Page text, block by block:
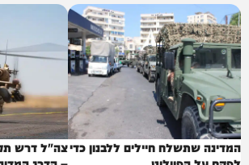
המדינה שתשלח חיילים ללבנון כדיצה"ל דרש